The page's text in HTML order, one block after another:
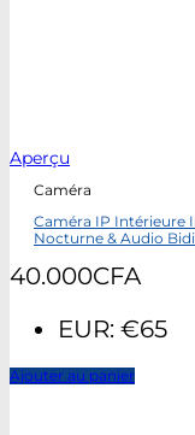
Aperçu
Caméra
Caméra IP Intérieure
Nocturne & Audio
40.000CFA
EUR: €65
Ajouter au panier